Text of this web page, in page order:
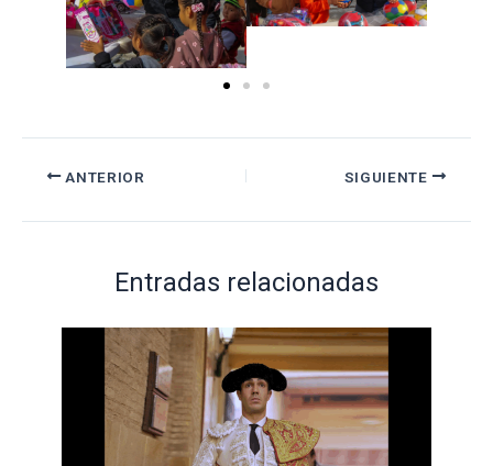
ANTERIOR SIGUIENTE
Entradas relacionadas